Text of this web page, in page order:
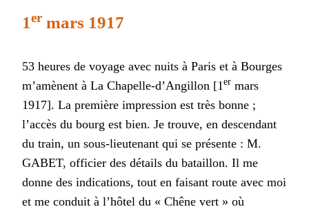
1er mars 1917
53 heures de voyage avec nuits à Paris et à Bourges
m’amènent à La Chapelle-d’Angillon [1 er mars
1917]. La première impression est très bonne ;
l’accès du bourg est bien. Je trouve, en descendant
du train, un sous-lieutenant qui se présente : M.
GABET, officier des détails du bataillon. Il me
donne des indications, tout en faisant route avec moi
et me conduit à l’hôtel du « Chêne vert » où